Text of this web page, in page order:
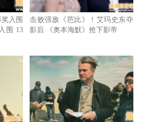
Hüller），《坠恶真相》
Mulligan），《大师风华：真爱乐
Bening），《泳不放弃》（Nyad）
Downey Jr.），《奥本海默》
K. Brown），《American
入围
围 13
击败强敌《芭比》！艾玛史东夺
影后 《奥本海默》抢下影帝